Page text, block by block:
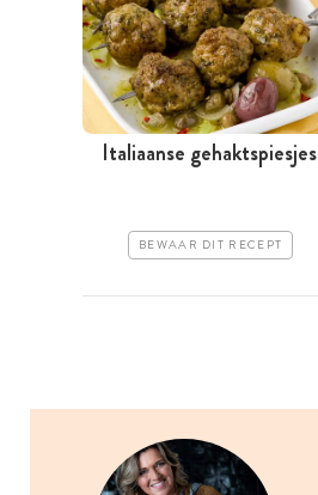
Italiaanse gehaktspiesjes
BEWAAR DIT RECEPT